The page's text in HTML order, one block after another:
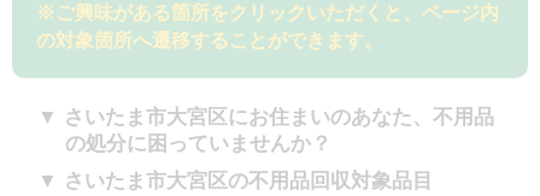
※ご興味がある箇所をクリックいただくと、ページ内
の対象箇所へ遷移することができます。
さいたま市大宮区にお住まいのあなた、不用品
の処分に困っていませんか？
さいたま市大宮区の不用品回収対象品目